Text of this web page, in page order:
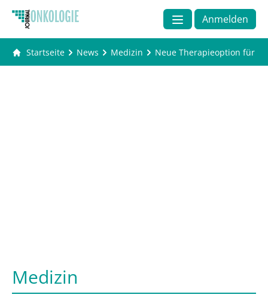
Anmelden
Startseite News Medizin Neue Therapieoption für
Medizin